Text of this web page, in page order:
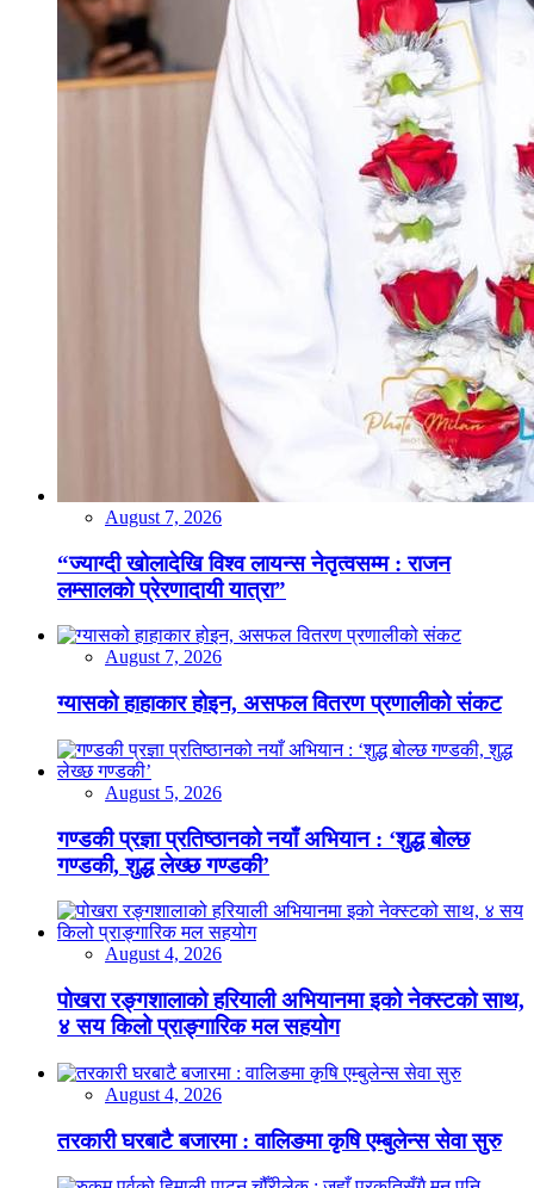
August 7, 2026
“ज्याग्दी खोलादेखि विश्व लायन्स नेतृत्वसम्म : राजन
लम्सालको प्रेरणादायी यात्रा”
August 7, 2026
ग्यासको हाहाकार होइन, असफल वितरण प्रणालीको संकट
August 5, 2026
गण्डकी प्रज्ञा प्रतिष्ठानको नयाँ अभियान : ‘शुद्ध बोल्छ
गण्डकी, शुद्ध लेख्छ गण्डकी’
August 4, 2026
पोखरा रङ्गशालाको हरियाली अभियानमा इको नेक्स्टको साथ,
४ सय किलो प्राङ्गारिक मल सहयोग
August 4, 2026
तरकारी घरबाटै बजारमा : वालिङमा कृषि एम्बुलेन्स सेवा सुरु